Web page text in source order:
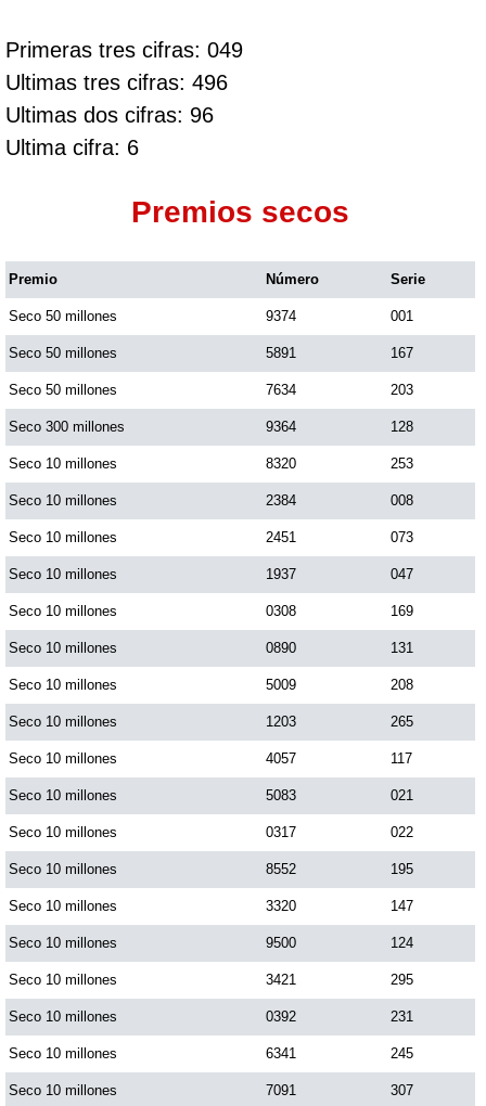
Primeras tres cifras: 049
Ultimas tres cifras: 496
Ultimas dos cifras: 96
Ultima cifra: 6
Premios secos
Premio Número Serie
Seco 50 millones 9374 001
Seco 50 millones 5891 167
Seco 50 millones 7634 203
Seco 300 millones 9364 128
Seco 10 millones 8320 253
Seco 10 millones 2384 008
Seco 10 millones 2451 073
Seco 10 millones 1937 047
Seco 10 millones 0308 169
Seco 10 millones 0890 131
Seco 10 millones 5009 208
Seco 10 millones 1203 265
Seco 10 millones 4057 117
Seco 10 millones 5083 021
Seco 10 millones 0317 022
Seco 10 millones 8552 195
Seco 10 millones 3320 147
Seco 10 millones 9500 124
Seco 10 millones 3421 295
Seco 10 millones 0392 231
Seco 10 millones 6341 245
Seco 10 millones 7091 307